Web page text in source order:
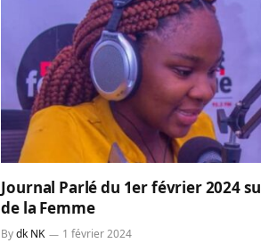
Journal Parlé du 1er février 2024
de la Femme
By dk NK 1 février 2024